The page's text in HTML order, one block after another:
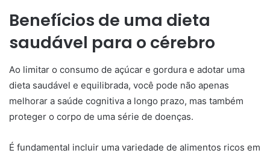
Benefícios de uma dieta
saudável para o cérebro
Ao limitar o consumo de açúcar e gordura e adotar uma
dieta saudável e equilibrada, você pode não apenas
melhorar a saúde cognitiva a longo prazo, mas também
proteger o corpo de uma série de doenças.
É fundamental incluir uma variedade de alimentos ricos em